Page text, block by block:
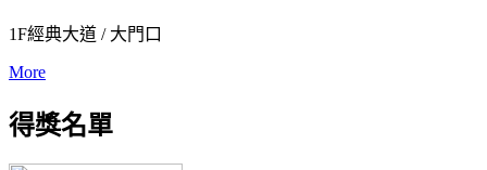
1F經典大道 / 大門口
More
得獎名單